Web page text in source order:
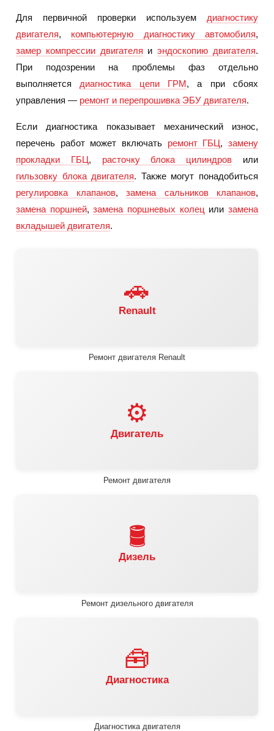
Для первичной проверки используем диагностику
двигателя, компьютерную диагностику автомобиля,
замер компрессии двигателя иэндоскопию двигателя.
При подозрении на проблемы фаз отдельно
выполняется диагностика цепи ГРМ, а при сбоях
управления — ремонт и перепрошивка ЭБУ двигателя.
Если диагностика показывает механический износ,
перечень работ может включать ремонт ГБЦ,замену
прокладки ГБЦ, расточку блока цилиндров или
гильзовку блока двигателя. Также могут понадобиться
регулировка клапанов, замена сальников клапанов,
замена поршней,замена поршневых колец илизамена
вкладышей двигателя.
🚗
Renault
Ремонт двигателя Renault
⚙️
Двигатель
Ремонт двигателя
🛢️
Дизель
Ремонт дизельного двигателя
🧰
Диагностика
Диагностика двигателя